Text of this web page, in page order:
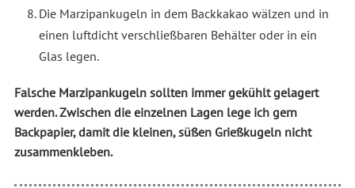
Die Marzipankugeln in dem Backkakao wälzen und in
einen luftdicht verschließbaren Behälter oder in ein
Glas legen.
Falsche Marzipankugeln sollten immer gekühlt gelagert
werden. Zwischen die einzelnen Lagen lege ich gern
Backpapier, damit die kleinen, süßen Grießkugeln nicht
zusammenkleben.